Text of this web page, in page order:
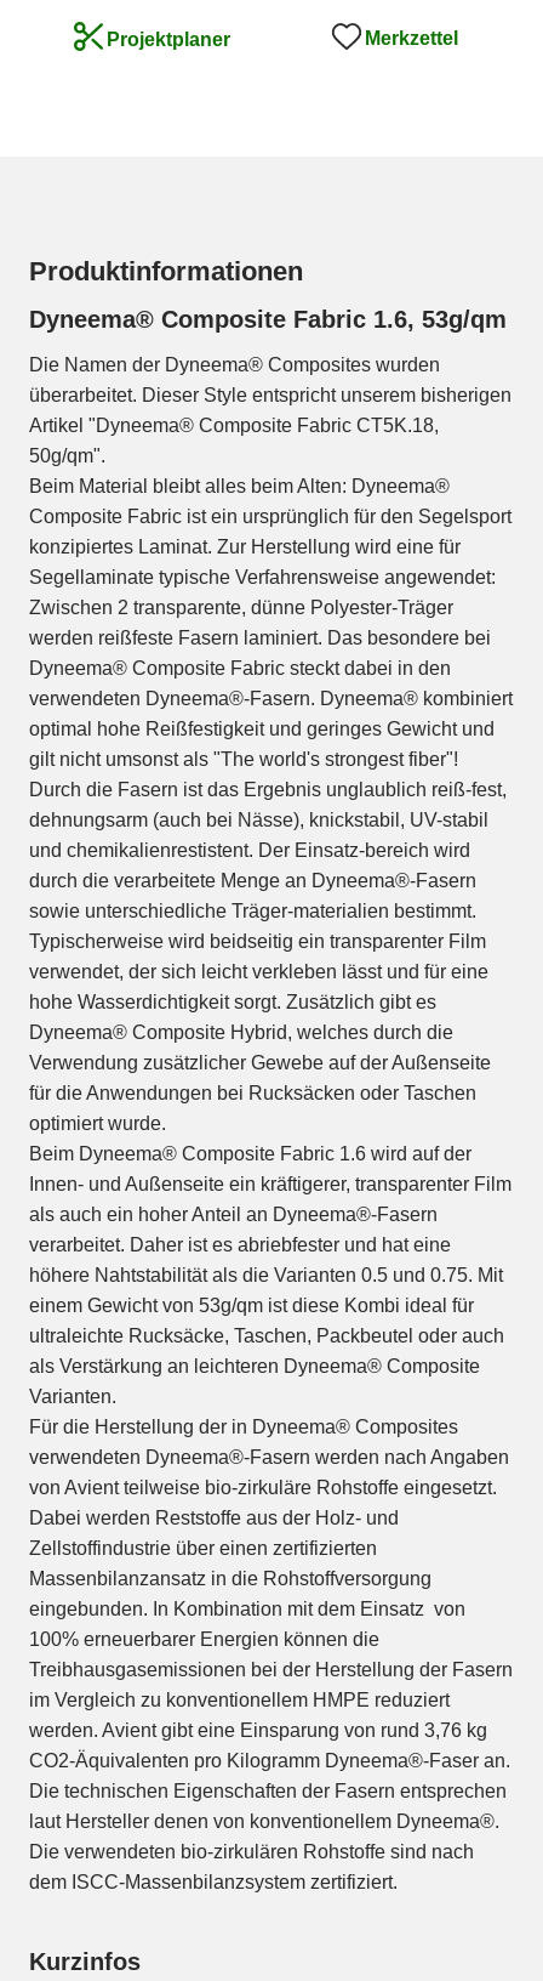
Projektplaner Merkzettel
Produktinformationen
Dyneema® Composite Fabric 1.6, 53g/qm
Die Namen der Dyneema® Composites wurden
überarbeitet. Dieser Style entspricht unserem bisherigen
Artikel "Dyneema® Composite Fabric CT5K.18,
50g/qm".
Beim Material bleibt alles beim Alten: Dyneema®
Composite Fabric ist ein ursprünglich für den Segelsport
konzipiertes Laminat. Zur Herstellung wird eine für
Segellaminate typische Verfahrensweise angewendet:
Zwischen 2 transparente, dünne Polyester-Träger
werden reißfeste Fasern laminiert. Das besondere bei
Dyneema® Composite Fabric steckt dabei in den
verwendeten Dyneema®-Fasern. Dyneema® kombiniert
optimal hohe Reißfestigkeit und geringes Gewicht und
gilt nicht umsonst als "The world's strongest fiber"!
Durch die Fasern ist das Ergebnis unglaublich reiß-fest,
dehnungsarm (auch bei Nässe), knickstabil, UV-stabil
und chemikalienrestistent. Der Einsatz-bereich wird
durch die verarbeitete Menge an Dyneema®-Fasern
sowie unterschiedliche Träger-materialien bestimmt.
Typischerweise wird beidseitig ein transparenter Film
verwendet, der sich leicht verkleben lässt und für eine
hohe Wasserdichtigkeit sorgt. Zusätzlich gibt es
Dyneema® Composite Hybrid, welches durch die
Verwendung zusätzlicher Gewebe auf der Außenseite
für die Anwendungen bei Rucksäcken oder Taschen
optimiert wurde.
Beim Dyneema® Composite Fabric 1.6 wird auf der
Innen- und Außenseite ein kräftigerer, transparenter Film
als auch ein hoher Anteil an Dyneema®-Fasern
verarbeitet. Daher ist es abriebfester und hat eine
höhere Nahtstabilität als die Varianten 0.5 und 0.75. Mit
einem Gewicht von 53g/qm ist diese Kombi ideal für
ultraleichte Rucksäcke, Taschen, Packbeutel oder auch
als Verstärkung an leichteren Dyneema® Composite
Varianten.
Für die Herstellung der in Dyneema® Composites
verwendeten Dyneema®-Fasern werden nach Angaben
von Avient teilweise bio-zirkuläre Rohstoffe eingesetzt.
Dabei werden Reststoffe aus der Holz- und
Zellstoffindustrie über einen zertifizierten
Massenbilanzansatz in die Rohstoffversorgung
eingebunden. In Kombination mit dem Einsatz von
100% erneuerbarer Energien können die
Treibhausgasemissionen bei der Herstellung der Fasern
im Vergleich zu konventionellem HMPE reduziert
werden. Avient gibt eine Einsparung von rund 3,76 kg
CO2-Äquivalenten pro Kilogramm Dyneema®-Faser an.
Die technischen Eigenschaften der Fasern entsprechen
laut Hersteller denen von konventionellem Dyneema®.
Die verwendeten bio-zirkulären Rohstoffe sind nach
dem ISCC-Massenbilanzsystem zertifiziert.
Kurzinfos